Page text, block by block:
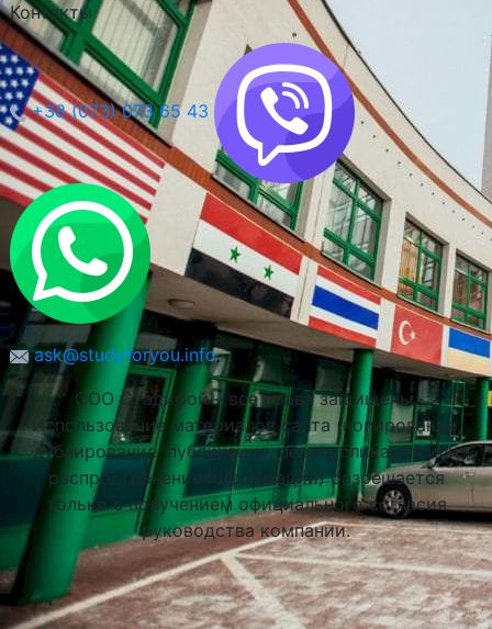
Контакты
+38 (073) 073 65 43
ask@studyforyou.info
ООО Стадифой – все права защищены.
Использование материалов сайта (копирование,
дублирование, публикация, перепубликация или
распространение информации) разрешается
только с получением официального согласия
руководства компании.